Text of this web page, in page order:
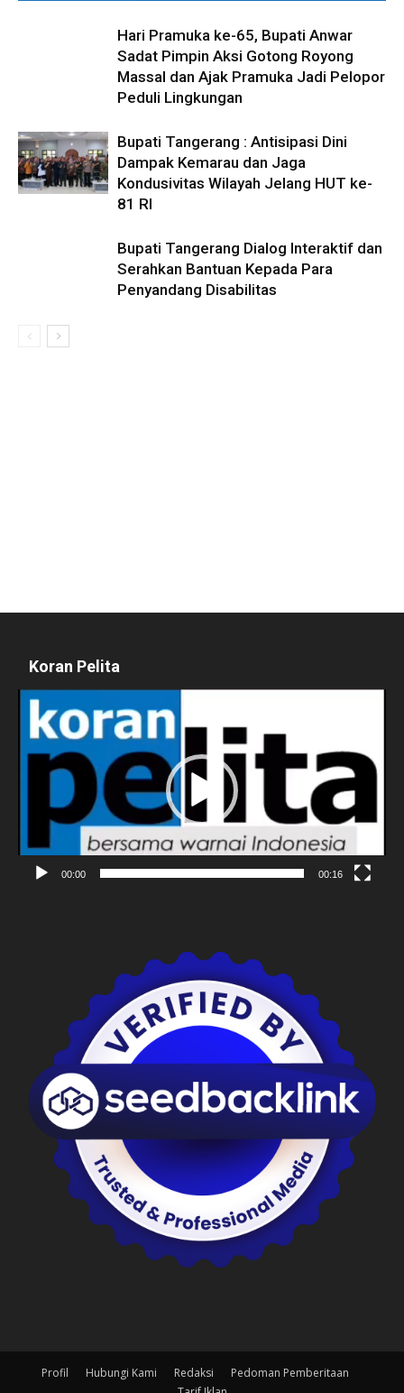
Hari Pramuka ke-65, Bupati Anwar
Sadat Pimpin Aksi Gotong Royong
Massal dan Ajak Pramuka Jadi Pelopor
Peduli Lingkungan
Bupati Tangerang : Antisipasi Dini
Dampak Kemarau dan Jaga
Kondusivitas Wilayah Jelang HUT ke-
81 RI
Bupati Tangerang Dialog Interaktif dan
Serahkan Bantuan Kepada Para
Penyandang Disabilitas
Koran Pelita
Pemutar
Video
00:00 00:16
Profil Hubungi Kami Redaksi
Pedoman Pemberitaan